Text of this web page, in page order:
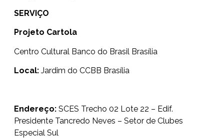
SERVIÇO
Projeto Cartola
Centro Cultural Banco do Brasil Brasília
Local: Jardim do CCBB Brasília
Endereço: SCES Trecho 02 Lote 22 – Edif.
Presidente Tancredo Neves – Setor de Clubes
Especial Sul